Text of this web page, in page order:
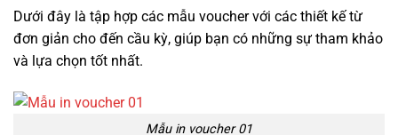
Dưới đây là tập hợp các mẫu voucher với các thiết kế từ
đơn giản cho đến cầu kỳ, giúp bạn có những sự tham khảo
và lựa chọn tốt nhất.
Mẫu in voucher 01